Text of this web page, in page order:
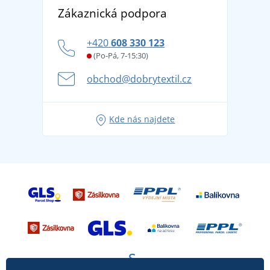
Potisk a výšivka
Věrnostní program BONTIS +
tradicí od roku 1976
Letní dobrodružství začíná balením aneb připravte
se na dovolenou bez starostí
Tipy na svěží outfity pro pohodové léto
Zákaznická podpora
+420608 330 123
(Po-Pá, 7-15:30)
obchod@dobrytextil.cz
Kde nás najdete